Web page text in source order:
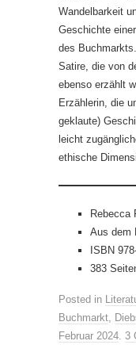
Wandelbarkeit
Geschichte
des
Satire, die von
ebenso erzählt
Erzählerin, die
geklaute)
leicht
ethische
Rebecca
Aus dem
ISBN
383
Posted in
Buchmarkt
Februar 2024 3